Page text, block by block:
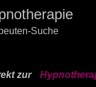
Suche
zur